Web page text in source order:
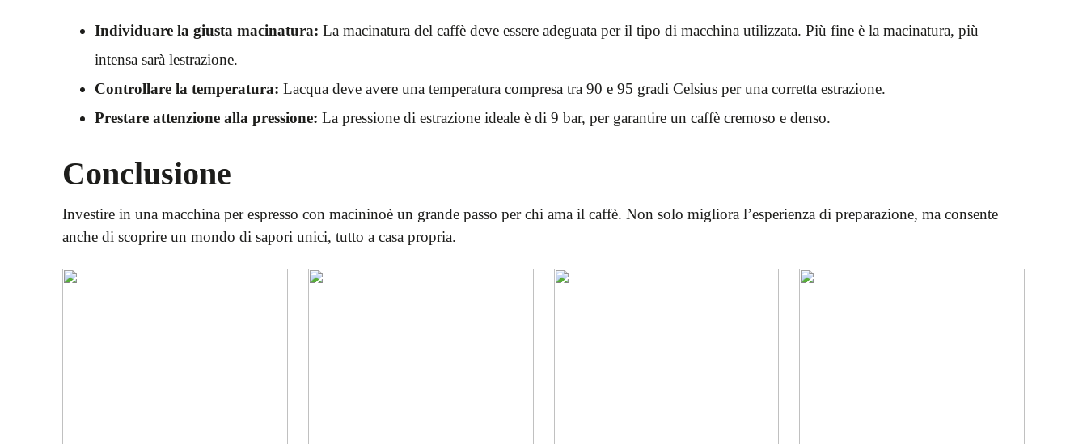
Individuare la giusta macinatura: La macinatura del caffè deve essere adeguata per il tipo di macchina utilizzata. Più fine è la macinatura, più
intensa sarà lestrazione.
Controllare la temperatura: Lacqua deve avere una temperatura compresa tra 90 e 95 gradi Celsius per una corretta estrazione.
Prestare attenzione alla pressione: La pressione di estrazione ideale è di 9 bar, per garantire un caffè cremoso e denso.
Conclusione
Investire in una macchina per espresso con macininoè un grande passo per chi ama il caffè. Non solo migliora l’esperienza di preparazione, ma consente
anche di scoprire un mondo di sapori unici, tutto a casa propria.